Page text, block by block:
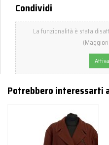
Condividi
La funzionalità è stata
(
Potrebbero interessarti